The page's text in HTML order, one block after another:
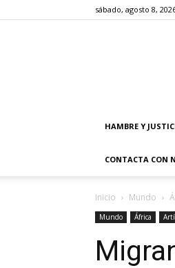
sábado, agosto 8,
HAMBRE Y
CONTACTA CON
Inicio Mundo
Mundo África